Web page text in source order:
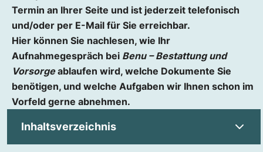
Termin an Ihrer Seite und ist jederzeit telefonisch
und/oder per E-Mail für Sie erreichbar.
Hier können Sie nachlesen, wie Ihr
Aufnahmegespräch bei Benu – Bestattung und
Vorsorgeablaufen wird, welche Dokumente Sie
benötigen, und welche Aufgaben wir Ihnen schon im
Vorfeld gerne abnehmen.
Inhaltsverzeichnis